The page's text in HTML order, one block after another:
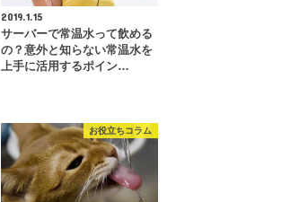
2019.1.15
サーバーで常温水って飲める
の？意外と知らない常温水を
上手に活用するポイン…
お役立ちコラム